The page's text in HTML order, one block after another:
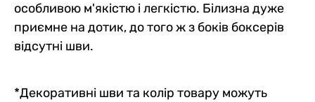
особливою м'якістю і легкістю. Білизна дуже
приємне на дотик, до того ж з боків боксерів
відсутні шви.
*Декоративні шви та колір товару можуть